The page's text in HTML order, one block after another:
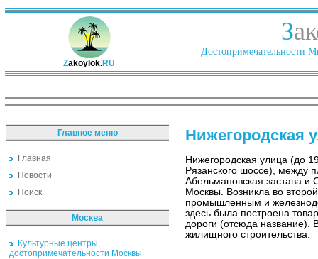
Zakoylok.RU
З
Достопримечательности
Главное меню
Главная
Новости
Поиск
Москва
Культурные центры,
достопримечательности Москвы
Нижегородская
Нижегородская улица (до
Рязанского шоссе), между
Абельмановская застава и
Москвы. Возникла во
промышленным и
здесь была построена
дороги (отсюда название).
жилищного строительства.